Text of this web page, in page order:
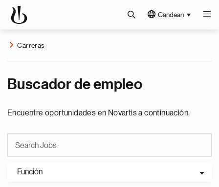
Candean
Carreras
Buscador de empleo
Encuentre oportunidades en Novartis a continuación.
Función